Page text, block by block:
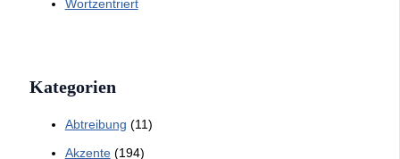
Wortzentriert
Kategorien
Abtreibung (11)
Akzente(194)